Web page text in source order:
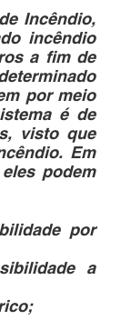
Incêndio,
incêndio
a fim de
por meio
é de
visto que
Em
podem
por
a